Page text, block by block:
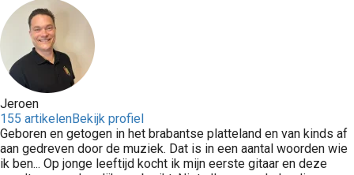
Jeroen
155 artikelenBekijk profiel
Geboren en getogen in het brabantse platteland en van kinds af
aan gedreven door de muziek. Dat is in een aantal woorden wie
ik ben... Op jonge leeftijd kocht ik mijn eerste gitaar en deze